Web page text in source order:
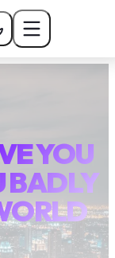
YOU
BADLY